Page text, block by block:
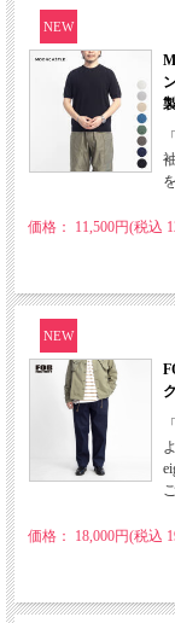
NEW
価格： 11,500円(税込
NEW
価格： 18,000円(税込